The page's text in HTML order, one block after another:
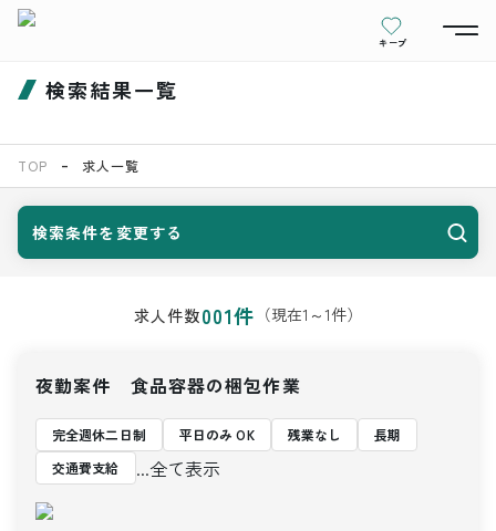
キープ
検索結果一覧
TOP 求人一覧
検索条件を変更する
求人件数001件 （現在1 ～1件）
夜勤案件 食品容器の梱包作業
完全週休二日制 平日のみ OK 残業なし
長期
交通費支給
...全て表示